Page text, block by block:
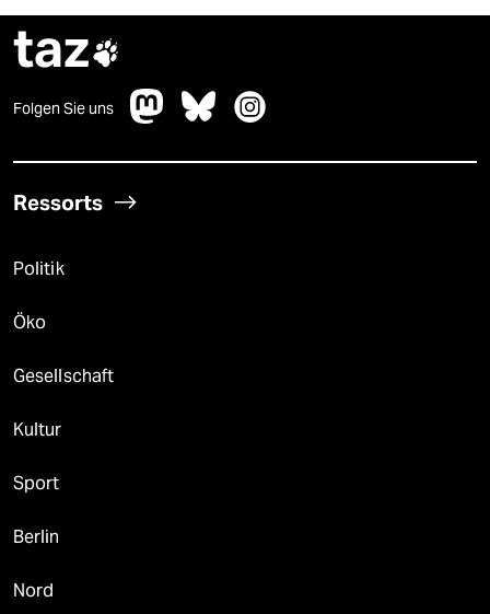
taz
Folgen Sie uns
Ressorts
Politik
Öko
Gesellschaft
Kultur
Sport
Berlin
Nord